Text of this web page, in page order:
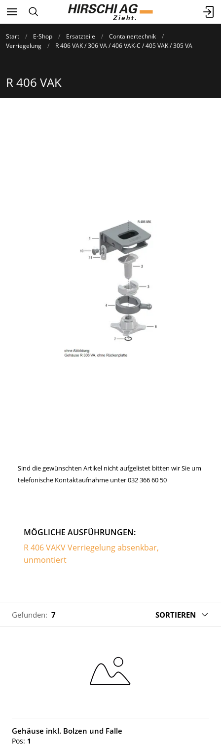
Start E-Shop Ersatzteile
Containertechnik
Verriegelung
R 406 VAK / 306 VA / 406 VAK-C / 405 VAK / 305 VA
R 406 VAK
Sind die gewünschten Artikel nicht aufgelistet bitten wir Sie um
telefonische Kontaktaufnahme unter 032 366 60 50
MÖGLICHE AUSFÜHRUNGEN:
R 406 VAKV Verriegelung absenkbar,
unmontiert
Gefunden: 7 SORTIEREN
Gehäuse inkl. Bolzen und Falle
Pos: 1